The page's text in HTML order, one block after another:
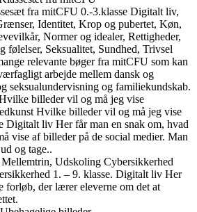
fra mitCFU 0.-3.klasse Digitalt liv,
Identitet, Krop og pubertet, Køn,
Normer og idealer, Rettigheder,
følelser, Seksualitet, Sundhed, Trivsel
relevante bøger fra mitCFU som kan
arbejde mellem dansk og
seksualundervisning og familiekundskab.
billeder vil og må jeg vise
Hvilke billeder vil og må jeg vise
Digitalt liv Her får man en snak om, hvad
vise af billeder på de social medier. Man
og tage..
Udskoling Cybersikkerhed
1. – 9. klasse. Digitalt liv Her
forløb, der lærer eleverne om det at